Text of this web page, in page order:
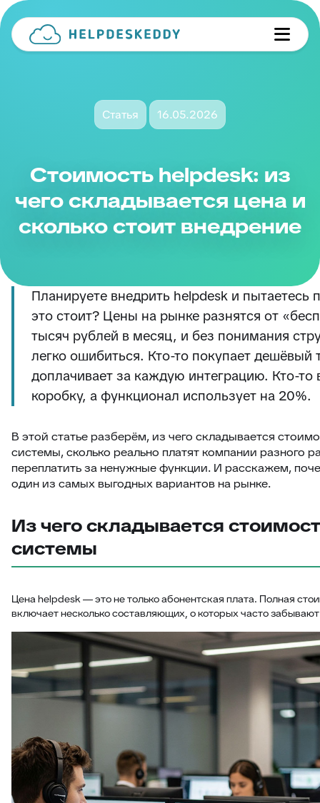
Статья 16.05.2026
Стоимость helpdesk: из
чего складывается цена и
сколько стоит внедрение
Планируете внедрить helpdesk и пытаетесь
это стоит? Цены на рынке разнятся от
тысяч рублей в месяц, и без понимания
легко ошибиться. Кто-то покупает дешёвый
доплачивает за каждую интеграцию. Кто-
коробку, а функционал использует на 20%.
В этой статье разберём, из чего складывается
системы, сколько реально платят компании разного
переплатить за ненужные функции. И расскажем,
один из самых выгодных вариантов на рынке.
Из чего складывается
системы
Цена helpdesk — это не только абонентская плата. Полная
включает несколько составляющих, о которых часто